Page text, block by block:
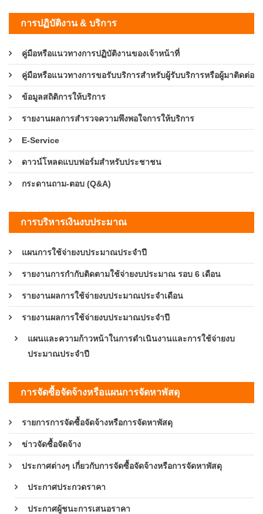
การปฏิบัติงาน & บริการ
คู่มือหรือแนวทางการปฏิบัติงานของเจ้าหน้าที่
คู่มือหรือแนวทางการขอรับบริการสำหรับผู้รับบริการหรือผู้มาติดต่อ
ข้อมูลสถิติการให้บริการ
รายงานผลการสำรวจความพึงพอใจการให้บริการ
E-Service
ดาวน์โหลดแบบฟอร์มสำหรับประชาชน
กระดานถาม-ตอบ (Q&A)
การบริหารเงินงบประมาณ
แผนการใช้จ่ายงบประมาณประจำปี
รายงานการกำกับติดตามใช้จ่ายงบประมาณ รอบ 6 เดือน
รายงานผลการใช้จ่ายงบประมาณประจำเดือน
รายงานผลการใช้จ่ายงบประมาณประจำปี
แผนและความก้าวหน้าในการดำเนินงานและการใช้จ่ายงบ
ประมาณประจำปี
การจัดซื้อจัดจ้างหรือแผนการจัดหาพัสดุ
รายการการจัดซื้อจัดจ้างหรือการจัดหาพัสดุ
ข่าวจัดซื้อจัดจ้าง
ประกาศต่างๆ เกี่ยวกับการจัดซื้อจัดจ้างหรือการจัดหาพัสดุ
ประกาศประกวดราคา
ประกาศผู้ชนะการเสนอราคา